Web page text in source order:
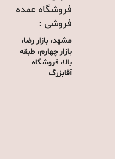
فروشگاه عمده
فروشی :
مشهد، بازار رضا،
بازار چهارم، طبقه
بالا، فروشگاه
آقابزرگ